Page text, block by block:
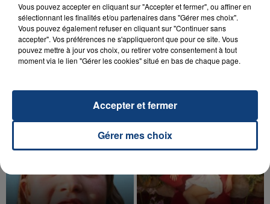
20 juillet 2026
UNE ADOLESCENTE DEVANT SE FAIRE
OPÉRER DE LA CHEVILLE RESSORT DE LA...
La famille a porté plainte contre la clinique qui a
excuses.
TITRES DIFFUSÉS
14h53
14h53
Vous pouvez accepter en cliquant sur "Accepter et fermer", ou affiner en
sélectionnant les finalités et/ou partenaires dans "Gérer mes choix".
Vous pouvez également refuser en cliquant sur "Continuer sans
accepter". Vos préférences ne s'appliqueront que pour ce site. Vous
pouvez mettre à jour vos choix, ou retirer votre consentement à tout
moment via le lien "Gérer les cookies" situé en bas de chaque page.
Gérer mes choix
Accepter et fermer